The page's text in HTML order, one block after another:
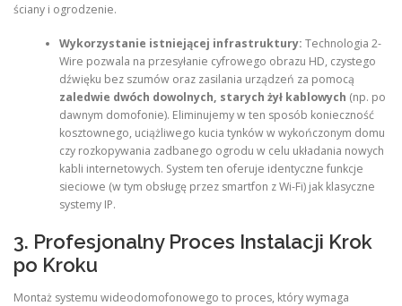
ściany i ogrodzenie.
Wykorzystanie istniejącej infrastruktury: Technologia 2-
Wire pozwala na przesyłanie cyfrowego obrazu HD, czystego
dźwięku bez szumów oraz zasilania urządzeń za pomocą
zaledwie dwóch dowolnych, starych żył kablowych (np. po
dawnym domofonie). Eliminujemy w ten sposób konieczność
kosztownego, uciążliwego kucia tynków w wykończonym domu
czy rozkopywania zadbanego ogrodu w celu układania nowych
kabli internetowych. System ten oferuje identyczne funkcje
sieciowe (w tym obsługę przez smartfon z Wi-Fi) jak klasyczne
systemy IP.
3. Profesjonalny Proces Instalacji Krok
po Kroku
Montaż systemu wideodomofonowego to proces, który wymaga